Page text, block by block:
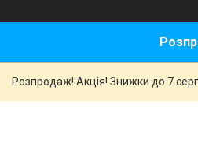
Розпродаж! Акція! Знижки до 7